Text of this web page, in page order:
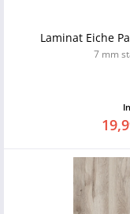
Laminat Eiche
7 mm